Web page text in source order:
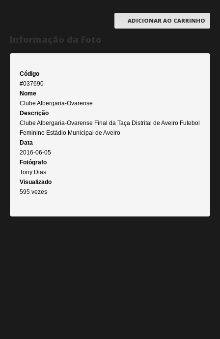
ADICIONAR AO CARRINHO
Código
#037690
Nome
Clube Albergaria-Ovarense
Descrição
Clube Albergaria-Ovarense Final da Taça Distrital de Aveiro Futebol
Feminino Estádio Municipal de Aveiro
Data
2016-06-05
Fotógrafo
Tony Dias
Visualizado
595 vezes